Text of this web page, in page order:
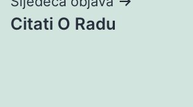
Citati O Radu